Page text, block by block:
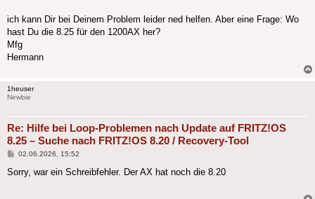
ich kann Dir bei Deinem Problem leider ned helfen. Aber eine Frage: Wo
hast Du die 8.25 für den 1200AX her?
Mfg
Hermann
1heuser
Newbie
Re: Hilfe bei Loop-Problemen nach Update auf FRITZ!OS
8.25 – Suche nach FRITZ!OS 8.20 / Recovery-Tool
Beitrag
02.06.2026, 15:52
Sorry, war ein Schreibfehler. Der AX hat noch die 8.20